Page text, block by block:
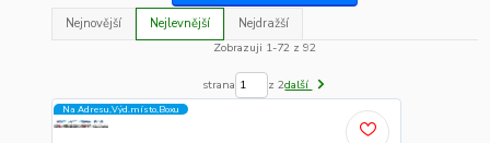
Nejnovější Nejlevnější
Nejdražší
Zobrazuji 1-72 z 92
strana z 2další
Na Adresu,Výd.místo,Boxu